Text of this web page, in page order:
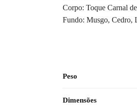
Corpo: Toque Carnal
Fundo: Musgo, Cedro,
Peso
Dimensões